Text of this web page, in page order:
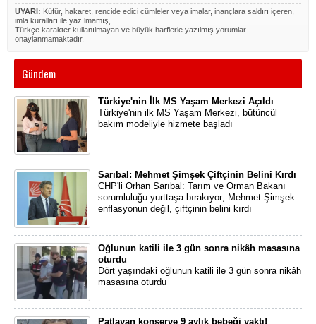
UYARI: Küfür, hakaret, rencide edici cümleler veya imalar, inançlara saldırı içeren,
imla kuralları ile yazılmamış,
Türkçe karakter kullanılmayan ve büyük harflerle yazılmış yorumlar
onaylanmamaktadır.
Gündem
Türkiye'nin İlk MS Yaşam Merkezi Açıldı
Türkiye'nin ilk MS Yaşam Merkezi, bütüncül
bakım modeliyle hizmete başladı
Sarıbal: Mehmet Şimşek Çiftçinin Belini Kırdı
CHP'li Orhan Sarıbal: Tarım ve Orman Bakanı
sorumluluğu yurttaşa bırakıyor; Mehmet Şimşek
enflasyonun değil, çiftçinin belini kırdı
Oğlunun katili ile 3 gün sonra nikâh masasına
oturdu
Dört yaşındaki oğlunun katili ile 3 gün sonra nikâh
masasına oturdu
Patlayan konserve 9 aylık bebeği yaktı!